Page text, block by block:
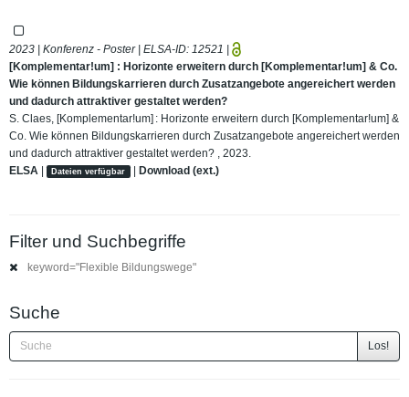
2023 | Konferenz - Poster | ELSA-ID: 12521 |
[Komplementar!um] : Horizonte erweitern durch [Komplementar!um] & Co.
Wie können Bildungskarrieren durch Zusatzangebote angereichert werden
und dadurch attraktiver gestaltet werden?
S. Claes, [Komplementar!um] : Horizonte erweitern durch [Komplementar!um] &
Co. Wie können Bildungskarrieren durch Zusatzangebote angereichert werden
und dadurch attraktiver gestaltet werden? , 2023.
ELSA | Dateien verfügbar | Download (ext.)
Filter und Suchbegriffe
keyword="Flexible Bildungswege"
Suche
Los!